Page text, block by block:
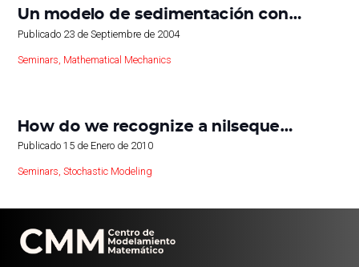
Un modelo de sedimentación con…
Publicado 23 de Septiembre de 2004
Seminars Mathematical Mechanics
How do we recognize a nilseque…
Publicado15 de Enero de 2010
Seminars,Stochastic Modeling